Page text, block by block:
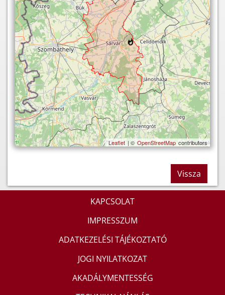
Leaflet | © OpenStreetMap contributors
Vissza
KAPCSOLAT
IMPRESSZUM
ADATKEZELÉSI TÁJÉKOZTATÓ
JOGI NYILATKOZAT
AKADÁLYMENTESSÉG